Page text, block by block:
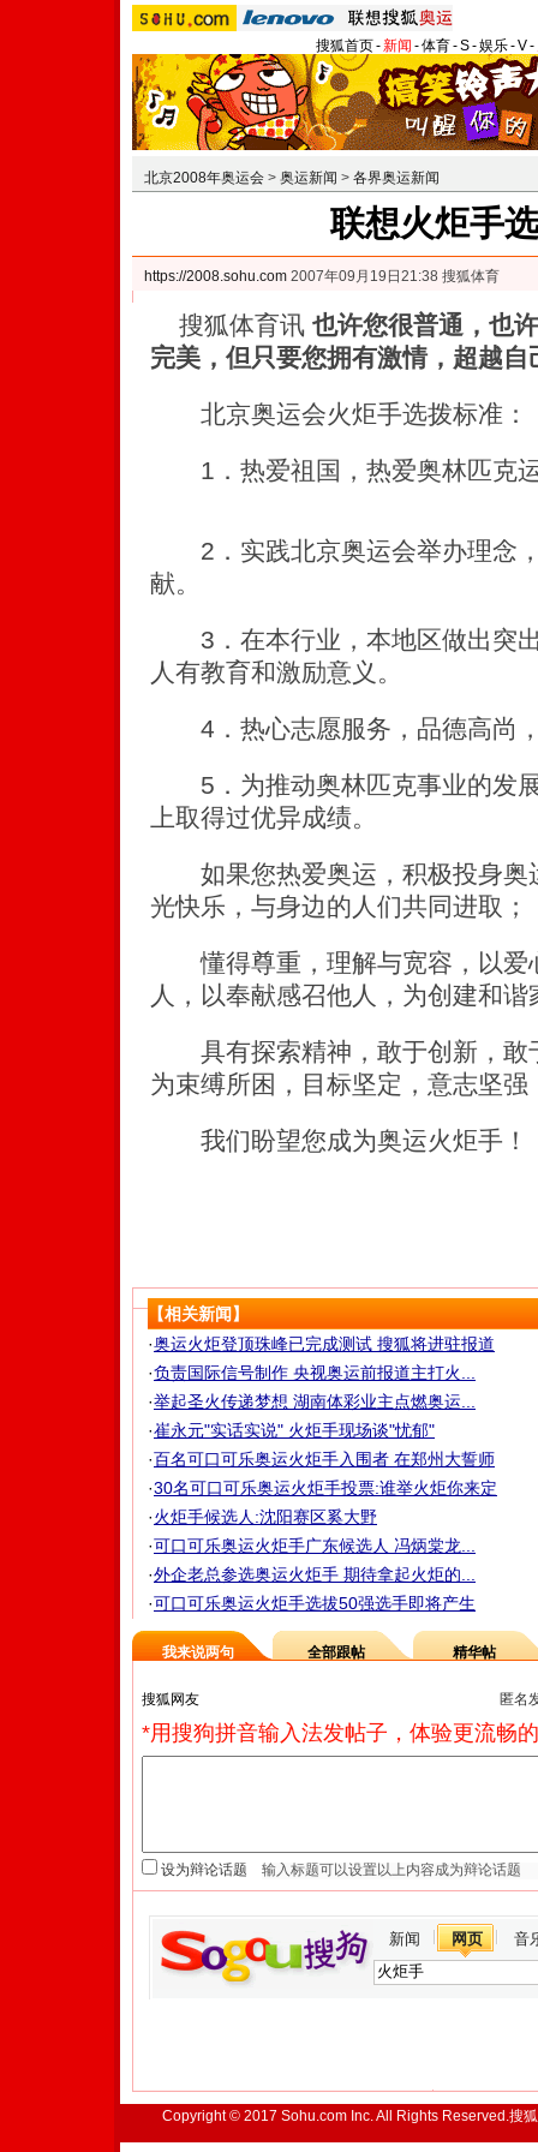
搜狐首页-新闻 -体育-S-娱乐-V-
北京2008年奥运会 > 奥运新闻 > 各界奥运新闻
联想火炬手
https://2008.sohu.com 2007年09月19日21:38 搜狐体育
搜狐体育讯 也许您很普通，也
完美，但只要您拥有激情，超越
北京奥运会火炬手选拨标准：
1．热爱祖国，热爱奥林匹克
2．实践北京奥运会举办理念
献。
3．在本行业，本地区做出突出
人有教育和激励意义。
4．热心志愿服务，品德高尚
5．为推动奥林匹克事业的发展
上取得过优异成绩。
如果您热爱奥运，积极投身奥
光快乐，与身边的人们共同进取；
懂得尊重，理解与宽容，以爱
人，以奉献感召他人，为创建和
具有探索精神，敢于创新，敢
为束缚所困，目标坚定，意志坚
我们盼望您成为奥运火炬手！
【相关新闻】
·奥运火炬登顶珠峰已完成测试 搜狐将进驻报道
·负责国际信号制作 央视奥运前报道主打火...
·举起圣火传递梦想 湖南体彩业主点燃奥运...
·崔永元"实话实说" 火炬手现场谈"忧郁"
·百名可口可乐奥运火炬手入围者 在郑州大誓师
·30名可口可乐奥运火炬手投票:谁举火炬你来定
·火炬手候选人:沈阳赛区奚大野
·可口可乐奥运火炬手广东候选人 冯炳棠龙...
·外企老总参选奥运火炬手 期待拿起火炬的...
·可口可乐奥运火炬手选拔50强选手即将产生
我来说两句 全部跟帖 精华帖
匿名
*用搜狗拼音输入法发帖子，体验更流畅
设为辩论话题
新闻 网页 音
Copyright © 2017 Sohu.com Inc. All Rights Reserved.搜